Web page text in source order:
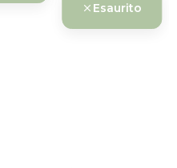
Esaurito